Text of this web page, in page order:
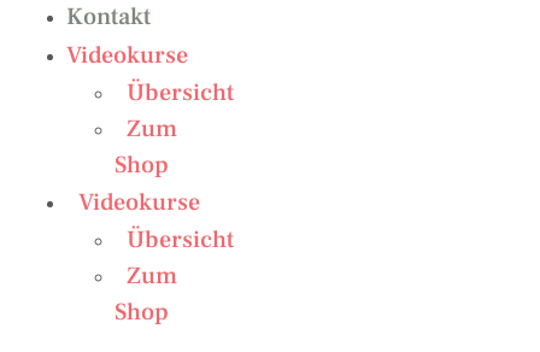
Kontakt
Videokurse
Übersicht
Zum
Shop
Videokurse
Übersicht
Zum
Shop